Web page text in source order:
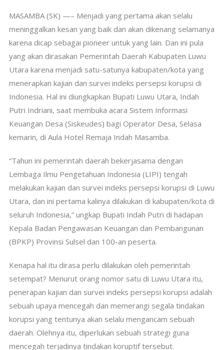
MASAMBA (SK) —– Menjadi yang pertama akan selalu
meninggalkan kesan yang baik dan akan dikenang selamanya
karena dicap sebagai pioneer untuk yang lain. Dan ini pula
yang akan dirasakan Pemerintah Daerah Kabupaten Luwu
Utara karena menjadi satu-satunya kabupaten/kota yang
menerapkan kajian dan survei indeks persepsi korupsi di
Indonesia. Hal ini diungkapkan Bupati Luwu Utara, Indah
Putri Indriani, saat membuka acara Sistem Informasi
Keuangan Desa (Siskeudes) bagi Operator Desa, Selasa
kemarin, di Aula Hotel Remaja Indah Masamba.
“Tahun ini pemerintah daerah bekerjasama dengan
Lembaga Ilmu Pengetahuan Indonesia (LIPI) tengah
melakukan kajian dan survei indeks persepsi korupsi di Luwu
Utara, dan ini pertama kalinya dilakukan di kabupaten/kota di
seluruh Indonesia,” ungkap Bupati Indah Putri di hadapan
Kepala Badan Pengawasan Keuangan dan Pembangunan
(BPKP) Provinsi Sulsel dan 100-an peserta.
Kenapa hal itu dirasa perlu dilakukan oleh pemerintah
setempat? Menurut orang nomor satu di Luwu Utara itu,
penerapan kajian dan survei indeks persepsi korupsi adalah
sebuah upaya mencegah dan memerangi segala tindakan
korupsi yang tentunya akan selalu mengancam sebuah
daerah. Olehnya itu, diperlukan sebuah strategi guna
mencegah terjadinya tindakan koruptif tersebut.